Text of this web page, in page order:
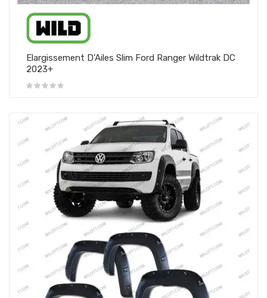
Elargissement D'Ailes Slim Ford Ranger Wildtrak DC
2023+